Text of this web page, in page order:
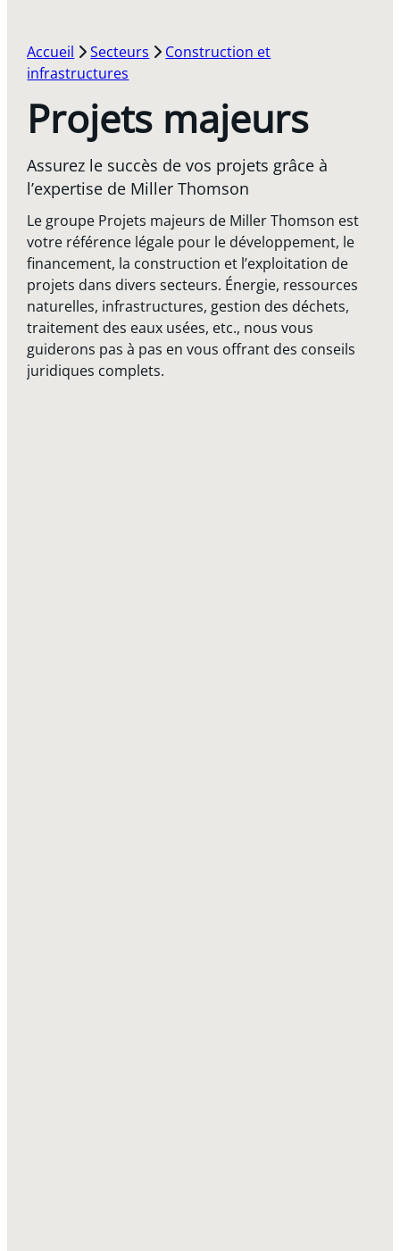
Accueil Secteurs
Construction et
infrastructures
Projets majeurs
Assurez le succès de vos projets grâce à
l’expertise de Miller Thomson
Le groupe Projets majeurs de Miller Thomson est
votre référence légale pour le développement, le
financement, la construction et l’exploitation de
projets dans divers secteurs. Énergie, ressources
naturelles, infrastructures, gestion des déchets,
traitement des eaux usées, etc., nous vous
guiderons pas à pas en vous offrant des conseils
juridiques complets.